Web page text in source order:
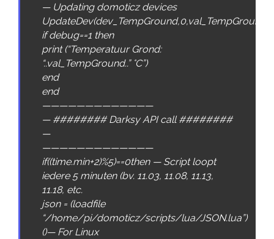
— Updating domoticzdevices
UpdateDev(dev_TempGround,0,val_TempGround
if debug==1 then
print (“Temperatuur Grond:
..val_TempGround.” °C”)
end
end
—————————————
— ######## Darksy API call ########
—
—————————————
if((time.min+2)%5)==0then— Scriptloopt
iedere 5 minuten (bv. 11.03, 11.08, 11.13,
11.18, etc.
json= (loadfile
“/home/pi/domoticz/scripts/lua/JSON.lua”)
()— For Linux